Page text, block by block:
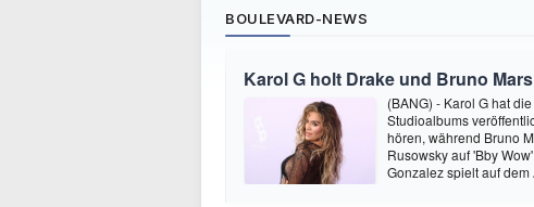
BOULEVARD-NEWS
Karol G holt Drake und Bruno
(BANG) - Karol G hat
Studioalbums
hören, während Bruno
Rusowsky auf 'Bby
Gonzalez spielt auf